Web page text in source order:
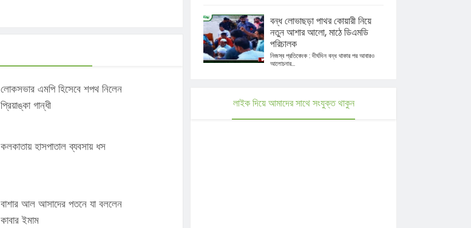
লোকসভার এমপি হিসেবে শপথ নিলেন
প্রিয়াঙ্কা গান্ধী
কলকাতায় হাসপাতাল ব্যবসায় ধস
বাশার আল আসাদের পতনে যা বললেন
কাবার ইমাম
বন্ধ লোভাছড়া পাথর কোয়ারী নিয়ে
নতুন আশার আলো, মাঠে ডিএমডি
পরিচালক
নিজস্ব প্রতিবেদক : দীর্ঘদিন বন্ধ থাকার পর আবারও
আলোচনার...
লাইক দিয়ে আমাদের সাথে সংযুক্ত থাকুন